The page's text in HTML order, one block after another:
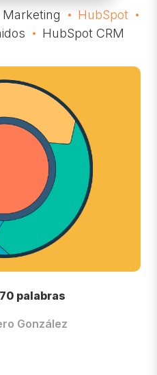
HubSpot
HubSpot CRM
palabras
González